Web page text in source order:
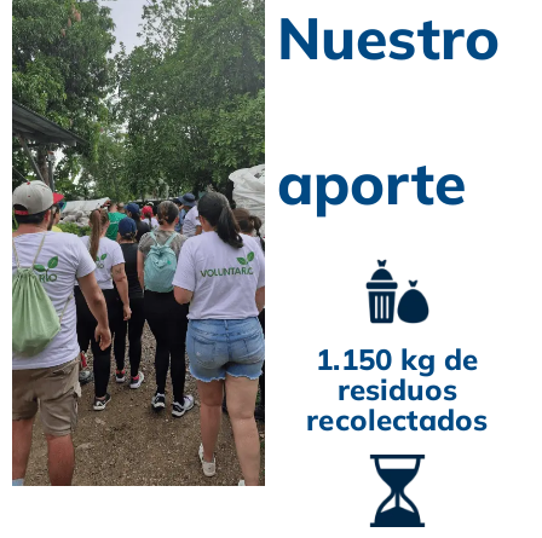
Nuestro
aporte
1.150 kg de
residuos
recolectados